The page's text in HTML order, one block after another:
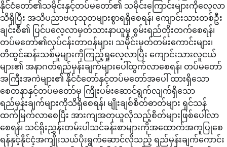
နိုင်ငံတော်၏သမိုင်းနှင့်တပ်မတော်၏ သမိုင်းကြောင်းများကိုလေ့လာ
သိရှိပြီး အသိပညာဗဟုသုတများစွာရရှိစေရန်၊ ကျောင်းသားတစ်ဦး
ချင်းစီ၏ ပြင်ပလေ့လာမှတ်သားနာယူမှု စွမ်းရည်တိုးတက်စေရန်၊
တပ်မတော်၏လုပ်ငန်းတာဝန်များ၊ သမိုင်းမှတ်တမ်းကောင်းများ၊
တီထွင်ဆန်းသစ်မှုများကိုကြည့်ရှုလေ့လာပြီး ကျောင်းသားလူငယ်
များ၏ အနာဂတ်ရည်မှန်းချက်များပေါ်ထွက်လာစေရန်၊ တပ်မတော်
အကြီးအကဲများ၏ နိုင်ငံတော်နှင့်တပ်မတော်အပေါ် ထားရှိသော
စေတနာနှင့်တပ်မတော်မှ ကြိုးပမ်းဆောင်ရွက်လျက်ရှိသော
ရည်မှန်းချက်များကိုသိရှိစေရန်၊ မျိုးချစ်စိတ်ဓာတ်များ ရှင်သန်
ထက်မြက်လာစေပြီး အားကျအတုယူလိုသည့်စိတ်များဖြစ်ပေါ်လာ
စေရန်၊ သင်ရိုးညွှန်းတမ်းပါသင်ခန်းစာများကိုအထောက်အကူပြုစေ
ရန်နှင့်နိုင်ငံ့အကျိုးသယ်ပိုးရွက်ဆောင်လိုသည့် ရည်မှန်းချက်ကောင်း